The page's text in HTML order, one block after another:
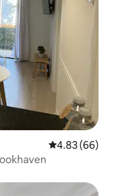
Calificación
4.83 (66)